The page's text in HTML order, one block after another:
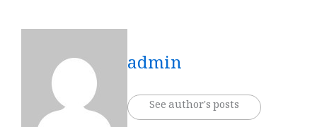
admin
See author's posts